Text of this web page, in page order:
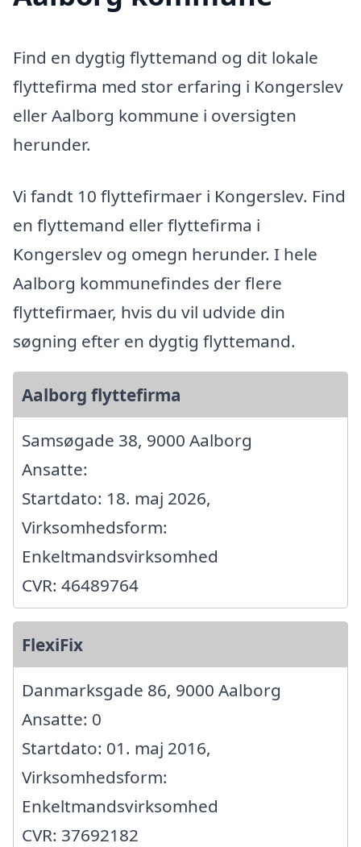
Find en dygtig flyttemand og dit lokale
flyttefirma med stor erfaring i Kongerslev
eller Aalborg kommune i oversigten
herunder.
Vi fandt 10 flyttefirmaer i Kongerslev. Find
en flyttemand eller flyttefirma i
Kongerslev og omegn herunder. I hele
Aalborg kommunefindes der flere
flyttefirmaer, hvis du vil udvide din
søgning efter en dygtig flyttemand.
Aalborg flyttefirma
Samsøgade 38, 9000 Aalborg
Ansatte:
Startdato: 18. maj 2026,
Virksomhedsform:
Enkeltmandsvirksomhed
CVR: 46489764
FlexiFix
Danmarksgade 86, 9000 Aalborg
Ansatte: 0
Startdato: 01. maj 2016,
Virksomhedsform:
Enkeltmandsvirksomhed
CVR: 37692182